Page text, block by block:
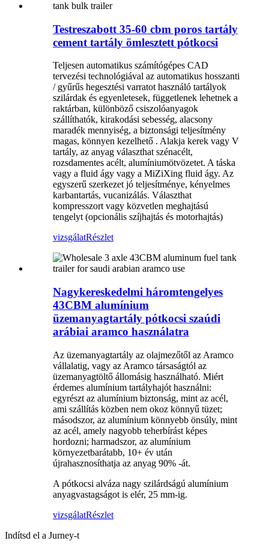
Testreszabott 35-60 cbm poros tartály
cement tartály ömlesztett pótkocsi
Teljesen automatikus számítógépes CAD
tervezési technológiával az automatikus hosszanti
/ gyűrűs hegesztési varratot használó tartályok
szilárdak és egyenletesek, függetlenek lehetnek a
raktárban, különböző csiszolóanyagok
szállíthatók, kirakodási sebesség, alacsony
maradék mennyiség, a biztonsági teljesítmény
magas, könnyen kezelhető . Alakja kerek vagy V
tartály, az anyag választhat szénacélt,
rozsdamentes acélt, alumíniumötvözetet. A táska
vagy a fluid ágy vagy a MiZiXing fluid ágy. Az
egyszerű szerkezet jó teljesítménye, kényelmes
karbantartás, vucanizálás. Választhat
kompresszort vagy közvetlen meghajtású
tengelyt (opcionális szíjhajtás és motorhajtás)
vizsgálatRészlet
Nagykereskedelmi háromtengelyes
43CBM alumínium
üzemanyagtartály pótkocsi szaúdi
arábiai aramco használatra
Az üzemanyagtartály az olajmezőtől az Aramco
vállalatig, vagy az Aramco társaságtól az
üzemanyagtöltő állomásig használható. Miért
érdemes alumínium tartályhajót használni:
egyrészt az alumínium biztonság, mint az acél,
ami szállítás közben nem okoz könnyű tüzet;
másodszor, az alumínium könnyebb önsúly, mint
az acél, amely nagyobb teherbírást képes
hordozni; harmadszor, az alumínium
környezetbarátabb, 10+ év után
újrahasznosíthatja az anyag 90% -át.
A pótkocsi alváza nagy szilárdságú alumínium
anyagvastagságot is elér, 25 mm-ig.
vizsgálatRészlet
Indítsd el a Jurney-t